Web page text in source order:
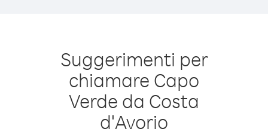
Suggerimenti per
chiamare Capo
Verde da Costa
d′Avorio